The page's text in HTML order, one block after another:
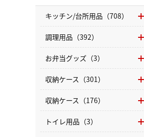
キッチン/台所用品（708）
調理用品（392）
お弁当グッズ（3）
収納ケース（301）
収納ケース（176）
トイレ用品（3）